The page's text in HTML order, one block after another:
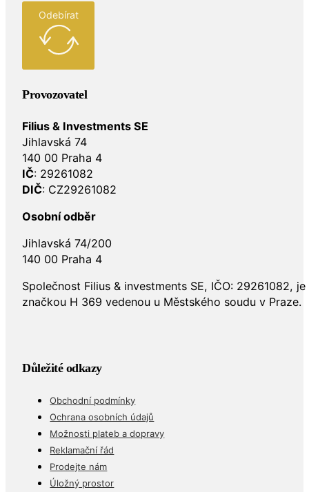
Odebírat
Provozovatel
Filius & Investments SE
Jihlavská 74
140 00 Praha 4
IČ: 29261082
DIČ: CZ29261082
Osobní odběr
Jihlavská 74/200
140 00 Praha 4
Společnost Filius & investments SE, IČO: 29261082,
značkou H 369 vedenou u Městského soudu v Praze.
Důležité odkazy
Obchodní podmínky
Ochrana osobních údajů
Možnosti plateb a dopravy
Reklamační řád
Prodejte nám
Úložný prostor